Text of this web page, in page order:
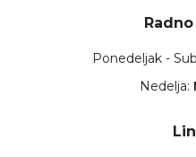
Ponedeljak -
Nedelja: